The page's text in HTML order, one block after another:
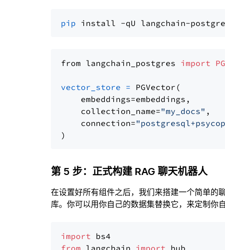
pip
from langchain_postgres import
vector_store = PGVector(
    embeddings=embeddings,
    collection_name=
"my_docs" ,
    connection=
第 5 步：正式构建 RAG 聊天机器人
在设置好所有组件之后，我们来搭建一个简单的
库。你可以用你自己的数据集替换它，来定制你
import
from langchain import